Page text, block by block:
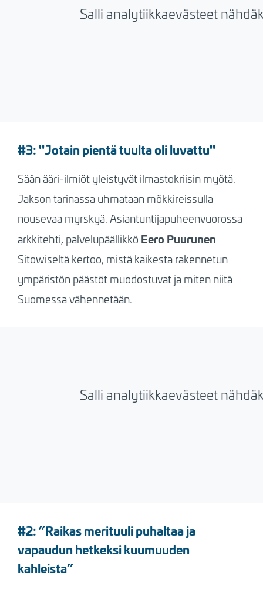
Salli analytiikkaevästeet
#3: "Jotain pientä tuulta oli luvattu"
Sään ääri-ilmiöt yleistyvät ilmastokriisin myötä.
Jakson tarinassa uhmataan mökkireissulla
nousevaa myrskyä. Asiantuntijapuheenvuorossa
arkkitehti, palvelupäällikkö Eero Puurunen
Sitowiseltä kertoo, mistä kaikesta rakennetun
ympäristön päästöt muodostuvat ja miten niitä
Suomessa vähennetään.
Salli analytiikkaevästeet
#2:”Raikas merituuli puhaltaa ja
vapaudun hetkeksi kuumuuden
kahleista”